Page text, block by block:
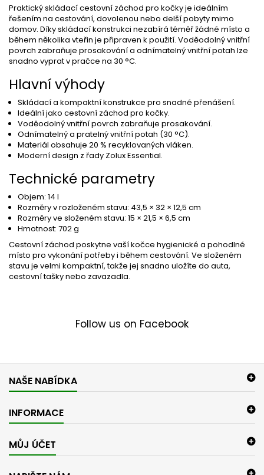
Praktický skládací cestovní záchod pro kočky je ideálním
řešením na cestování, dovolenou nebo delší pobyty mimo
domov. Díky skládací konstrukci nezabírá téměř žádné místo a
během několika vteřin je připraven k použití. Voděodolný vnitřní
povrch zabraňuje prosakování a odnímatelný vnitřní potah lze
snadno vyprat v pračce na 30 °C.
Hlavní výhody
Skládací a kompaktní konstrukce pro snadné přenášení.
Ideální jako cestovní záchod pro kočky.
Voděodolný vnitřní povrch zabraňuje prosakování.
Odnímatelný a pratelný vnitřní potah (30 °C).
Materiál obsahuje 20 % recyklovaných vláken.
Moderní design z řady Zolux Essential.
Technické parametry
Objem: 14 l
Rozměry v rozloženém stavu: 43,5 × 32 × 12,5 cm
Rozměry ve složeném stavu: 15 × 21,5 × 6,5 cm
Hmotnost: 702 g
Cestovní záchod poskytne vaší kočce hygienické a pohodlné
místo pro vykonání potřeby i během cestování. Ve složeném
stavu je velmi kompaktní, takže jej snadno uložíte do auta,
cestovní tašky nebo zavazadla.
Follow us on Facebook
NAŠE NABÍDKA
INFORMACE
MŮJ ÚČET